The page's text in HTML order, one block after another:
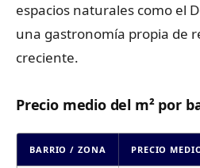
espacios naturales como el
una gastronomía propia de
creciente.
Precio medio del m² por
BARRIO / ZONA PRECIO